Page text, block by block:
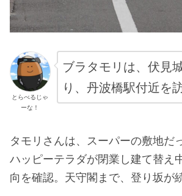
とらべるじゃ
ーな！
ブラタモリは、伏見
り、丹波橋駅付近を
タモリさんは、スーパーの敷地だ
ハッピーテラダが閉業し建て替え
向を確認。天守閣まで、登り坂が